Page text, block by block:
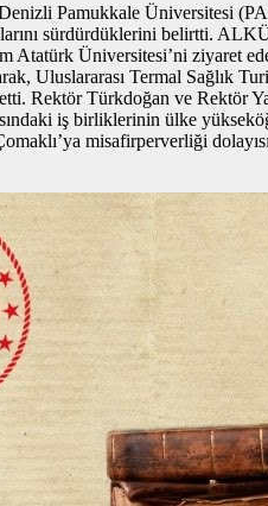
Pamukkale Üniversitesi
sürdürdüklerini belirtti.
Atatürk Üniversitesi’ni ziyaret
Uluslararası Termal Sağlık
Rektör Türkdoğan ve Rektör
iş birliklerinin ülke
misafirperverliği